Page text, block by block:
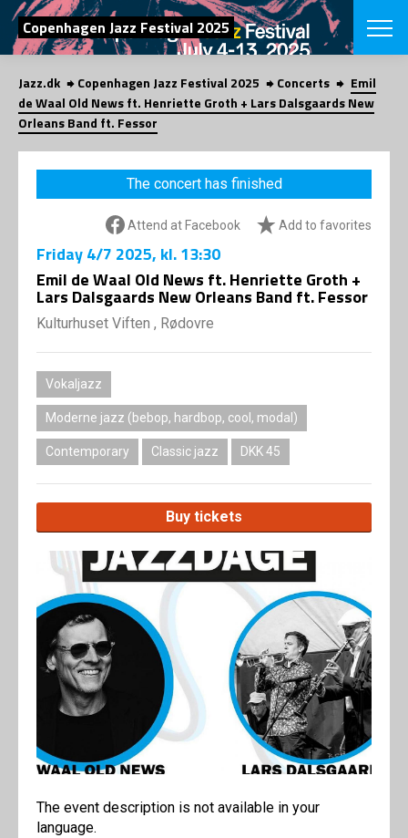
SEARCH
Copenhagen Jazz Festival 2025
Danish
COPENHAGEN
VINTERJAZZ
PROGRAM
Venues &
About us
Contributors
Jazz.dk Copenhagen Jazz Festival 2025 Concerts
Emil
de Waal Old News ft. Henriette Groth + Lars Dalsgaards New
Orleans Band ft. Fessor
The concert has finished
Attend at Facebook Add to favorites
Friday4/7 2025, kl. 13:30
Emil de Waal Old News ft. Henriette Groth +
Lars Dalsgaards New Orleans Band ft. Fessor
Kulturhuset Viften , Rødovre
Vokaljazz
Moderne jazz (bebop, hardbop, cool, modal)
Contemporary Classic jazz DKK 45
Buy tickets
The event description is not available in your
language.